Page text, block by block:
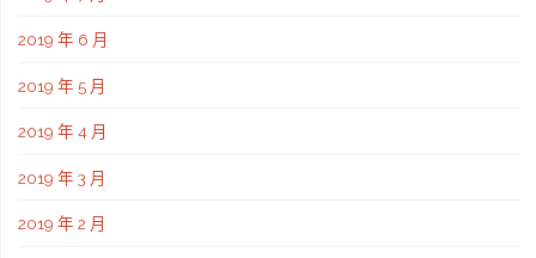
2019 年 6 月
2019 年 5 月
2019 年 4 月
2019 年 3 月
2019 年 2 月